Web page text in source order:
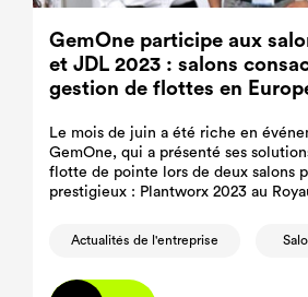
GemOne participe aux
et JDL 2023 : salons
gestion de flottes en
Le mois de juin a été riche en
GemOne, qui a présenté ses
flotte de pointe lors de deux salons
prestigieux : Plantworx 2023 au
Actualités de l'entreprise